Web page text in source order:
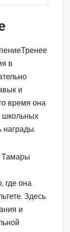
в
и
время она
школьных
награды.
Тамары
где она
Здесь
и